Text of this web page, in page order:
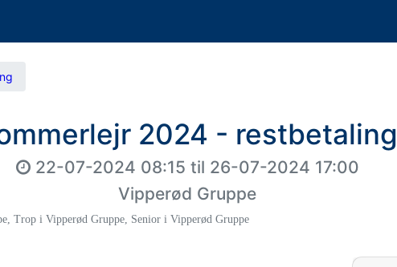
2024 - restbetaling
22-07-2024 08:15 til 26-07-2024 17:00
Vipperød Gruppe
Trop i Vipperød Gruppe Senior i Vipperød Gruppe